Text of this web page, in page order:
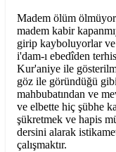
Madem ölüm
madem kabir
girip kayboluyorlar
i'dam-ı ebedîden
Kur'aniye ile
göz ile göründüğü
mahbubatından ve
ve elbette hiç şübhe
şükretmek ve hapis
dersini alarak
çalışmaktır.